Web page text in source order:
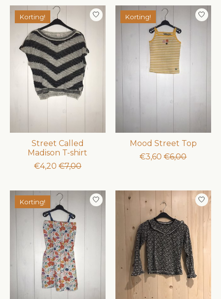
Korting!
Street Called
Madison T-shirt
€4,20 €7,00
Korting!
Mood Street Top
€3,60 €6,00
Korting!